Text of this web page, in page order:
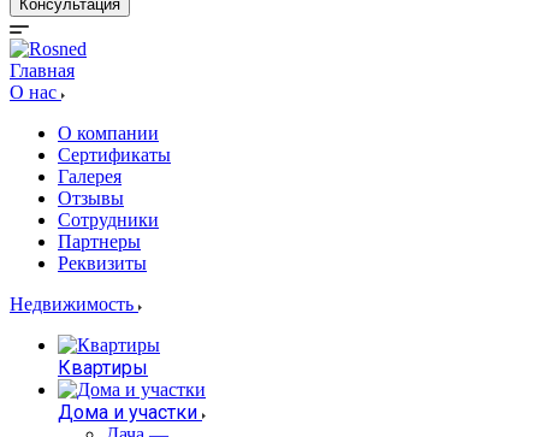
Консультация
Главная
О нас
О компании
Сертификаты
Галерея
Отзывы
Сотрудники
Партнеры
Реквизиты
Недвижимость
Квартиры
Дома и участки